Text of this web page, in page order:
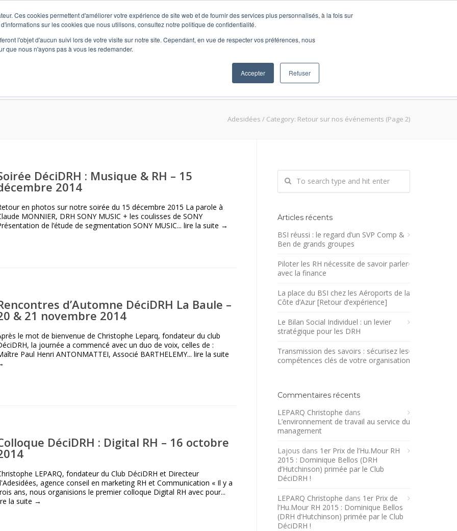
Ces cookies permettent d'améliorer votre expérience de site web et de fournir des services plus personnalisés, à la fois sur
sur les cookies que nous utilisons, consultez notre politique de confidentialité.
l'objet d'aucun suivi lors de votre visite sur notre site. Cependant, en vue de respecter vos préférences, nous
que nous n'ayons pas à vous les redemander.
Accepter Refuser
Formations DécidRH BLOG
Adesidées / Category: Retour sur nos événements (Page 2)
DéciDRH : Musique & RH – 15
2014
en photos sur notre soirée du 15 décembre 2015 La parole à
MONNIER, DRH SONY MUSIC + les coulisses de SONY
de l’étude de segmentation SONY MUSIC... lire la suite →
d’Automne DéciDRH La Baule –
& 21 novembre 2014
le mot de bienvenue de Christophe Leparq, fondateur du club
la journée a commencé avec un duo de voix, celles de :
Paul Henri ANTONMATTEI, Associé BARTHELEMY... lire la suite
DéciDRH : Digital RH – 16 octobre
LEPARQ, fondateur du Club DéciDRH et Directeur
agence conseil en marketing RH et Communication « Il y a
ans, nous organisions le premier colloque Digital RH avec pour...
la suite →
Articles récents
BSI réussi : le regard d’un SVP Comp &
Ben de grands groupes
Piloter les RH nécessite de savoir parler
avec la finance
La place du BSI chez les Aéroports de la
Côte d’Azur [Retour d’expérience]
Le Bilan Social Individuel : un levier
stratégique pour les DRH
Transmission des savoirs : sécurisez les
compétences clés de votre organisation
Commentaires récents
LEPARQ Christophe dans
L’environnement de travail au service du
management
Lajous dans 1er Prix de l’Hu.Mour RH
2015 : Dominique Bellos (DRH
d’Hutchinson) primée par le Club
DéciDRH !
LEPARQ Christophe dans 1er Prix de
l’Hu.Mour RH 2015 : Dominique Bellos
(DRH d’Hutchinson) primée par le Club
DéciDRH !